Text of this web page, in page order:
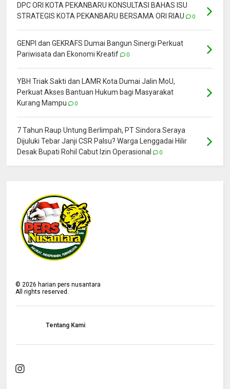
DPC ORI KOTA PEKANBARU KONSULTASI BAHAS ISU
STRATEGIS KOTA PEKANBARU BERSAMA ORI RIAU
0
GENPI dan GEKRAFS Dumai Bangun Sinergi Perkuat
Pariwisata dan Ekonomi Kreatif
0
YBH Triak Sakti dan LAMR Kota Dumai Jalin MoU,
Perkuat Akses Bantuan Hukum bagi Masyarakat
Kurang Mampu
0
7 Tahun Raup Untung Berlimpah, PT Sindora Seraya
Dijuluki Tebar Janji CSR Palsu? Warga Lenggadai Hilir
Desak Bupati Rohil Cabut Izin Operasional
0
©2026 harian pers nusantara
All rights reserved.
Tentang Kami